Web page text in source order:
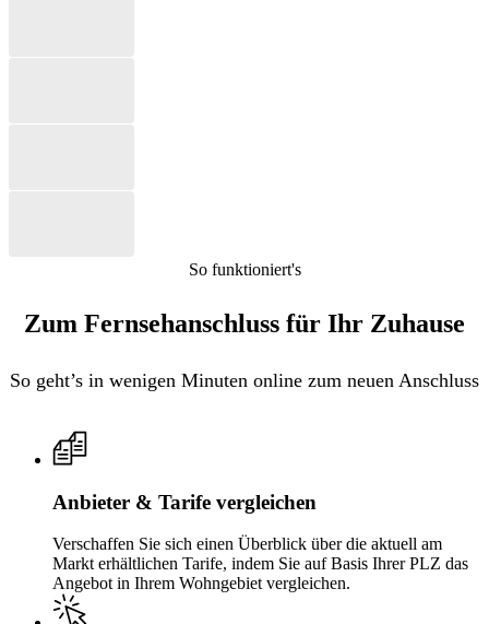
So funktioniert's
Zum Fernsehanschluss für Ihr Zuhause
So geht’s in wenigen Minuten online zum neuen Anschluss
Anbieter & Tarife vergleichen
Verschaffen Sie sich einen Überblick über die aktuell am
Markt erhältlichen Tarife, indem Sie auf Basis Ihrer PLZ das
Angebot in Ihrem Wohngebiet vergleichen.